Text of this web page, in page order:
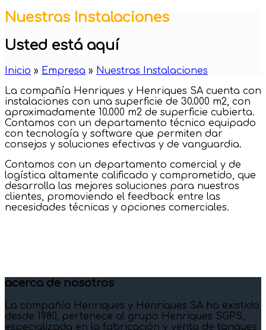
Nuestras Instalaciones
Usted está aquí
Inicio » Empresa » Nuestras Instalaciones
La compañía Henriques y Henriques SA cuenta con
instalaciones con una superficie de 30.000 m2, con
aproximadamente 10.000 m2 de superficie cubierta.
Contamos con un departamento técnico equipado
con tecnología y software que permiten dar
consejos y soluciones efectivas y de vanguardia.
Contamos con un departamento comercial y de
logística altamente calificado y comprometido, que
desarrolla las mejores soluciones para nuestros
clientes, promoviendo el feedback entre las
necesidades técnicas y opciones comerciales.
acerca de nosotros
La compañía Henriques y Henriques SA ha existido
desde 1980, pertenece al grupo Henriques SGPS,
especializada en la fabricación y venta de tanques